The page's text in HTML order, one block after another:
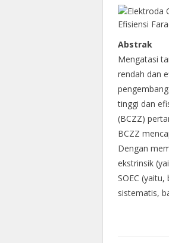
Abstrak
Mengatasi
rendah dan
tinggi dan
(BCZZ)
BCZZ
Dengan
ekstrinsik
SOEC
sistematis,